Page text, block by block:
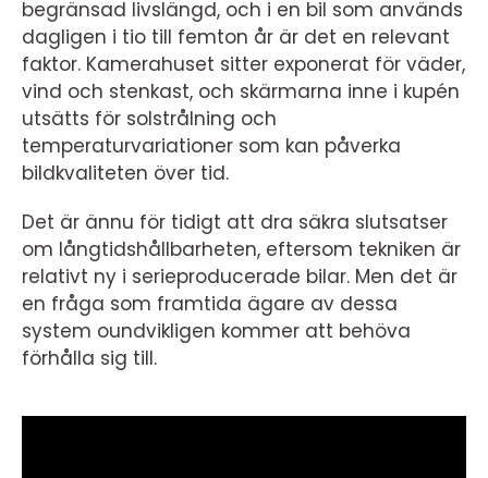
begränsad livslängd, och i en bil som används
dagligen i tio till femton år är det en relevant
faktor. Kamerahuset sitter exponerat för väder,
vind och stenkast, och skärmarna inne i kupén
utsätts för solstrålning och
temperaturvariationer som kan påverka
bildkvaliteten över tid.
Det är ännu för tidigt att dra säkra slutsatser
om långtidshållbarheten, eftersom tekniken är
relativt ny i serieproducerade bilar. Men det är
en fråga som framtida ägare av dessa
system oundvikligen kommer att behöva
förhålla sig till.